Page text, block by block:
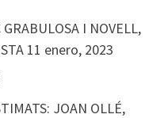
I NOVELL,
11 enero, 2023
JOAN OLLÉ,